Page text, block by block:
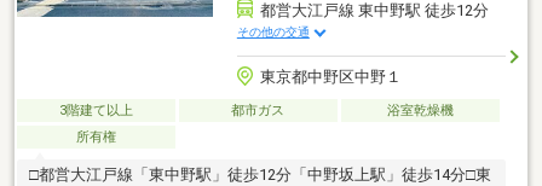
都営大江戸線 東中野駅 徒歩12分
その他の交通
東京都中野区中野１
3階建て以上 都市ガス
浴室乾燥機
所有権
□都営大江戸線「東中野駅」徒歩12分「中野坂上駅」徒歩14分□東